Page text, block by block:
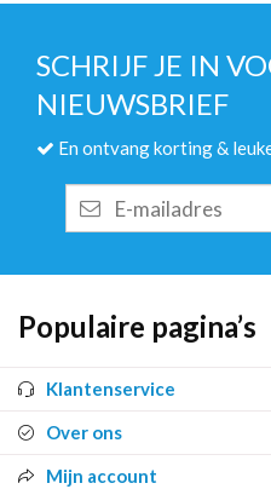
SCHRIJF JE IN
NIEUWSBRIEF
En ontvang korting &
mailadres
Populaire pagina’s
Klantenservice
Over ons
Mijn account